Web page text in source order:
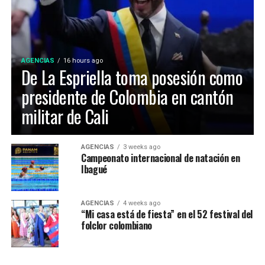
construyeron originalmente a finales de los años 70
para los Juegos Nacionales de 1970.
Maria Paula Gonzalez Lozano, representó a Ibagué en el
52 Festival Folclórico Colombiano , fue elejida como
Embajadora Municipal del Folclor, representaba la
comuna 12 de la ciudad y obtuvo el titulo por su
carisma, dominio escenico e interpretación del baile
tradicional.
La Virreina Nacional del Folclor 2026, es Mariangel
AGENCIAS 16 hours ago
De La Espriella toma posesión como
presidente de Colombia en cantón
militar de Cali
AGENCIAS 3 weeks ago
Campeonato internacional de natación en
Ibagué
AGENCIAS 4 weeks ago
“Mi casa está de fiesta” en el 52 festival del
folclor colombiano